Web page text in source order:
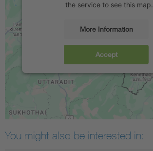
the service to see this map.
More Information
Accept
You might also be interested in: